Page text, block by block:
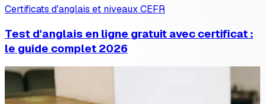
Certificats d'anglais et niveaux CEFR
Test d'anglais en ligne gratuit avec certificat :
le guide complet 2026